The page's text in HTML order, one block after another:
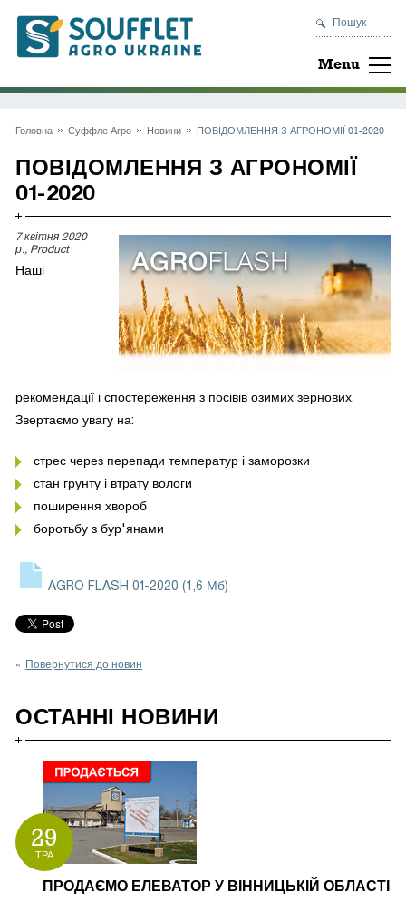
Пошук
Menu
Головна Суффле Агро Новини ПОВІДОМЛЕННЯ З АГРОНОМІЇ 01-2020
ПОВІДОМЛЕННЯ З АГРОНОМІЇ
01-2020
7 квітня 2020
р., Product
Наші
рекомендації і спостереження з посівів озимих зернових.
Звертаємо увагу на:
стрес через перепади температур і заморозки
стан грунту і втрату вологи
поширення хвороб
боротьбу з бур'янами
AGRO FLASH 01-2020 (1,6 Мб)
Повернутися до новин
ОСТАННІ НОВИНИ
29
ТРА
ПРОДАЄМО ЕЛЕВАТОР У ВІННИЦЬКІЙ ОБЛАСТІ